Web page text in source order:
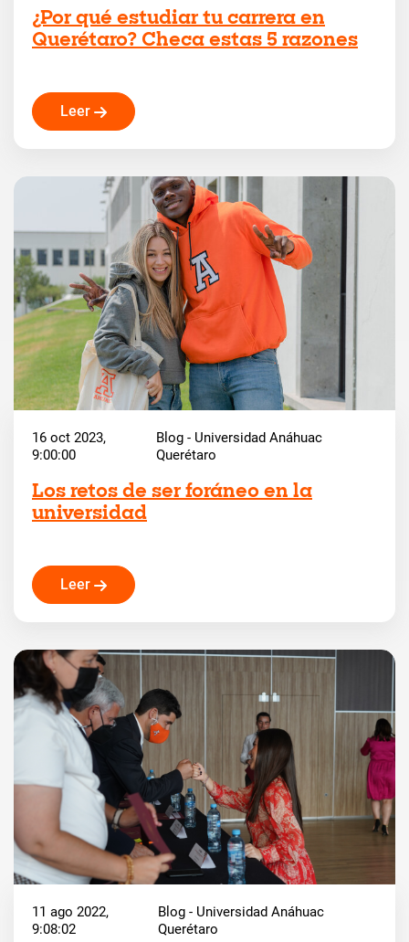
¿Por qué estudiar tu carrera en
Querétaro? Checa estas 5 razones
Leer
16 oct 2023,
9:00:00
Blog - Universidad Anáhuac
Querétaro
Los retos de ser foráneo en la
universidad
Leer
11 ago 2022,
9:08:02
Blog - Universidad Anáhuac
Querétaro